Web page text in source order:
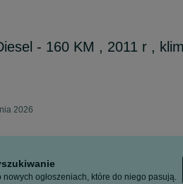
- 160 KM , 2011 r ,
2026
nowych ogłoszeniach, które do niego pasują.